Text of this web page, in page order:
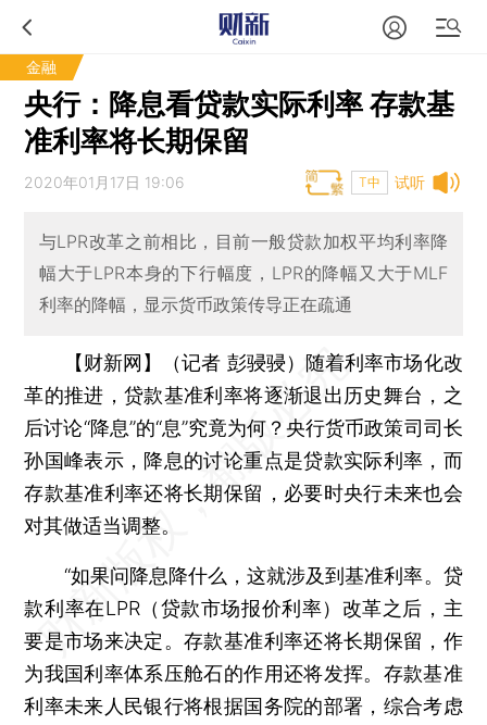
金融
央行：降息看贷款实际利率 存款基
准利率将长期保留
试听
2020年01月17日 19:06 T中
与LPR改革之前相比，目前一般贷款加权平均利率降
幅大于LPR本身的下行幅度，LPR的降幅又大于MLF
利率的降幅，显示货币政策传导正在疏通
【财新网】（记者 彭骎骎） 随着利率市场化改
革的推进，贷款基准利率将逐渐退出历史舞台，之
后讨论“降息”的“息”究竟为何？央行货币政策司司长
孙国峰表示，降息的讨论重点是贷款实际利率，而
存款基准利率还将长期保留，必要时央行未来也会
对其做适当调整。
“如果问降息降什么，这就涉及到基准利率。贷
款利率在LPR（贷款市场报价利率）改革之后，主
要是市场来决定。存款基准利率还将长期保留，作
为我国利率体系压舱石的作用还将发挥。存款基准
利率未来人民银行将根据国务院的部署，综合考虑